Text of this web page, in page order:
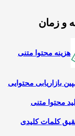
و زمان
هزینه محتوا متنی
بازاریابی محتوایی
محتوا متنی
کلمات کلیدی